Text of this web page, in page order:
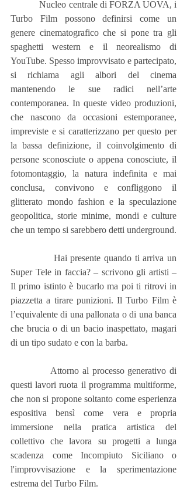
            Nucleo centrale di FORZA UOVA, i
Turbo Film possono definirsi come un
genere cinematografico che si pone tra gli
spaghetti western e il neorealismo di
YouTube. Spesso improvvisato e partecipato,
si richiama agli albori del cinema
mantenendo le sue radici nell’arte
contemporanea. In queste video produzioni,
che nascono da occasioni estemporanee,
impreviste e si caratterizzano per questo per
la bassa definizione, il coinvolgimento di
persone sconosciute o appena conosciute, il
fotomontaggio, la natura indefinita e mai
conclusa, convivono e confliggono il
glitterato mondo fashion e la speculazione
geopolitica, storie minime, mondi e culture
che un tempo si sarebbero detti underground.
Super Tele in faccia? – scrivono gli artisti –
Il primo istinto è bucarlo ma poi ti ritrovi in
piazzetta a tirare punizioni. Il Turbo Film è
l’equivalente di una pallonata o di una banca
che brucia o di un bacio inaspettato, magari
di un tipo sudato e con la barba.
questi lavori ruota il programma multiforme,
che non si propone soltanto come esperienza
espositiva bensì come vera e propria
immersione nella pratica artistica del
collettivo che lavora su progetti a lunga
scadenza come Incompiuto Siciliano o
l'improvvisazione e la sperimentazione
estrema del Turbo Film.